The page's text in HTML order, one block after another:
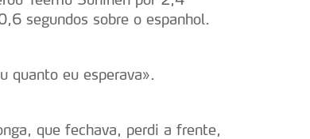
segundos sobre o espanhol.
quanto eu esperava».
que fechava, perdi a frente,